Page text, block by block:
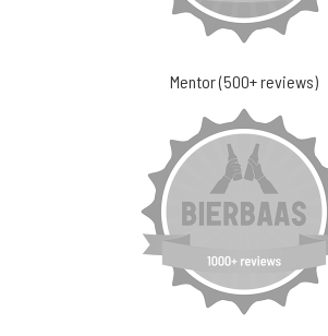
Mentor (500+ reviews)